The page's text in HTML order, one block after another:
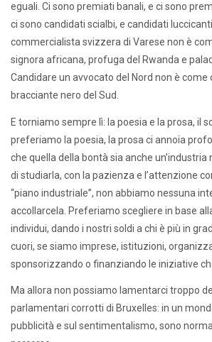
eguali. Ci sono premiati banali, e ci sono
ci sono candidati scialbi, e candidati
commercialista svizzera di Varese non è
signora africana, profuga del Rwanda e
Candidare un avvocato del Nord non è come
bracciante nero del Sud.
E torniamo sempre lì: la poesia e la prosa, il
preferiamo la poesia, la prosa ci annoia
che quella della bontà sia anche un’industria
di studiarla, con la pazienza e l’attenzione
“piano industriale”, non abbiamo nessuna
accollarcela. Preferiamo scegliere in base
individui, dando i nostri soldi a chi è più in
cuori, se siamo imprese, istituzioni,
sponsorizzando o finanziando le iniziative
Ma allora non possiamo lamentarci troppo
parlamentari corrotti di Bruxelles: in un
pubblicità e sul sentimentalismo, sono